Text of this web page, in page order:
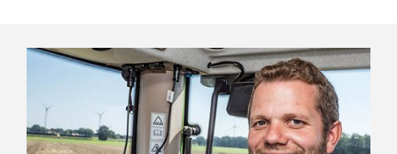
Contrôle de niveau de remplissage
Compteur d’hectares
Affichage de vitesse